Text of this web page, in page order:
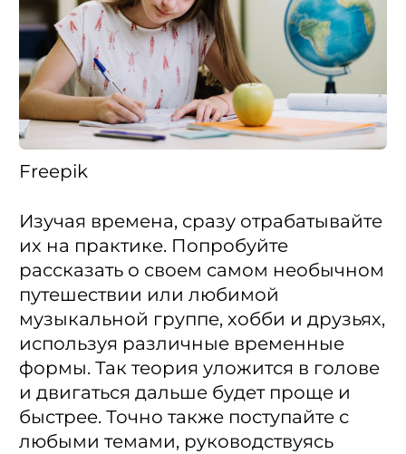
Freepik
Изучая времена, сразу отрабатывайте
их на практике. Попробуйте
рассказать о своем самом необычном
путешествии или любимой
музыкальной группе, хобби и друзьях,
используя различные временные
формы. Так теория уложится в голове
и двигаться дальше будет проще и
быстрее. Точно также поступайте с
любыми темами, руководствуясь